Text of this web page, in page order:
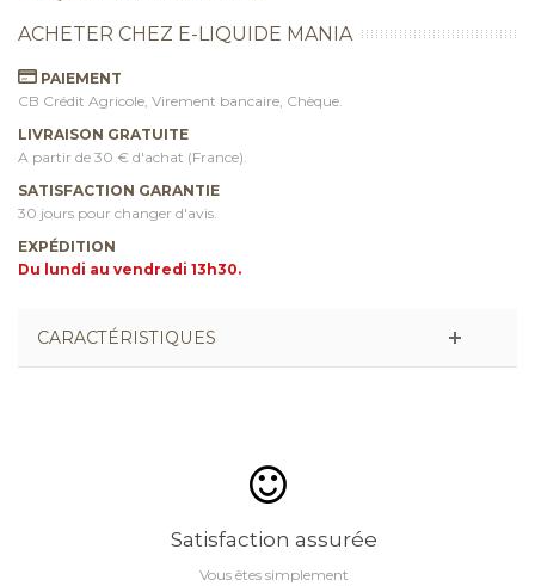
ACHETER CHEZ E-LIQUIDE MANIA
PAIEMENT
CB Crédit Agricole, Virement bancaire, Chèque.
LIVRAISON GRATUITE
A partir de 30 € d'achat (France).
SATISFACTION GARANTIE
30 jours pour changer d'avis.
EXPÉDITION
Du lundi au vendredi 13h30.
CARACTÉRISTIQUES
Satisfaction assurée
Vous êtes simplement